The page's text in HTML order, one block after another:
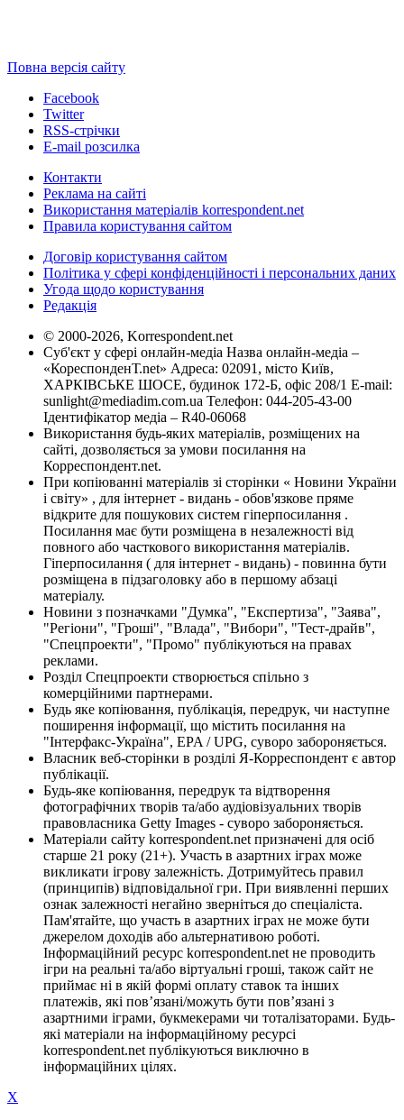
Повна версія сайту
Facebook
Twitter
RSS-стрічки
E-mail розсилка
Контакти
Реклама на сайті
Використання матеріалів korrespondent.net
Правила користування сайтом
Договір користування сайтом
Політика у сфері конфіденційності і персональних даних
Угода щодо користування
Редакція
© 2000-2026, Korrespondent.net
Суб'єкт у сфері онлайн-медіа Назва онлайн-медіа –
«КореспонденТ.net» Адреса: 02091, місто Київ,
ХАРКІВСЬКЕ ШОСЕ, будинок 172-Б, офіс 208/1 E-mail:
sunlight@mediadim.com.ua Телефон: 044-205-43-00
Ідентифікатор медіа – R40-06068
Використання будь-яких матеріалів, розміщених на
сайті, дозволяється за умови посилання на
Корреспондент.net.
При копіюванні матеріалів зі сторінки « Новини України
і світу» , для інтернет - видань - обов'язкове пряме
відкрите для пошукових систем гіперпосилання .
Посилання має бути розміщена в незалежності від
повного або часткового використання матеріалів.
Гіперпосилання ( для інтернет - видань) - повинна бути
розміщена в підзаголовку або в першому абзаці
матеріалу.
Новини з позначками "Думка", "Експертиза", "Заява",
"Регіони", "Гроші", "Влада", "Вибори", "Тест-драйв",
"Спецпроекти", "Промо" публікуються на правах
реклами.
Розділ Спецпроекти створюється спільно з
комерційними партнерами.
Будь яке копіювання, публікація, передрук, чи наступне
поширення інформації, що містить посилання на
"Інтерфакс-Україна", EPA / UPG, суворо забороняється.
Власник веб-сторінки в розділі Я-Корреспондент є автор
публікації.
Будь-яке копіювання, передрук та відтворення
фотографічних творів та/або аудіовізуальних творів
правовласника Getty Images - суворо забороняється.
Матеріали сайту korrespondent.net призначені для осіб
старше 21 року (21+). Участь в азартних іграх може
викликати ігрову залежність. Дотримуйтесь правил
(принципів) відповідальної гри. При виявленні перших
ознак залежності негайно зверніться до спеціаліста.
Пам'ятайте, що участь в азартних іграх не може бути
джерелом доходів або альтернативою роботі.
Інформаційний ресурс korrespondent.net не проводить
ігри на реальні та/або віртуальні гроші, також сайт не
приймає ні в якій формі оплату ставок та інших
платежів, які пов’язані/можуть бути пов’язані з
азартними іграми, букмекерами чи тоталізаторами. Будь-
які матеріали на інформаційному ресурсі
korrespondent.net публікуються виключно в
інформаційних цілях.
X